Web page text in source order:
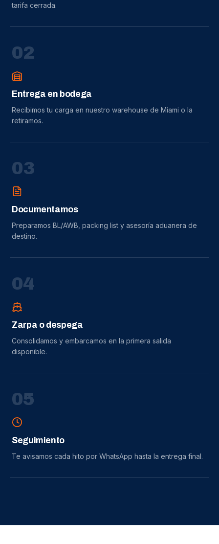
tarifa cerrada.
02
Entrega en bodega
Recibimos tu carga en nuestro warehouse de Miami o la
retiramos.
03
Documentamos
Preparamos BL/AWB, packing list y asesoría aduanera de
destino.
04
Zarpa o despega
Consolidamos y embarcamos en la primera salida
disponible.
05
Seguimiento
Te avisamos cada hito por WhatsApp hasta la entrega final.